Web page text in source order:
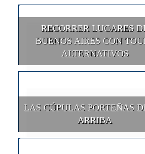
RECORRER LUGARES
BUENOS AIRES CON
ALTERNATIVOS
LAS CÚPULAS PORTEÑAS
ARRIBA